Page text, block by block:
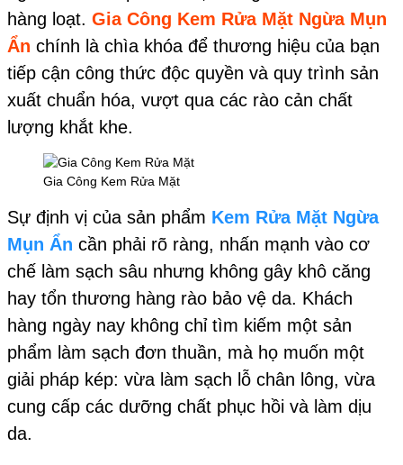
hàng loạt. Gia Công Kem Rửa Mặt Ngừa Mụn
Ẩn chính là chìa khóa để thương hiệu của bạn
tiếp cận công thức độc quyền và quy trình sản
xuất chuẩn hóa, vượt qua các rào cản chất
lượng khắt khe.
Gia Công Kem Rửa Mặt
Sự định vị của sản phẩm Kem Rửa Mặt Ngừa
Mụn Ẩn cần phải rõ ràng, nhấn mạnh vào cơ
chế làm sạch sâu nhưng không gây khô căng
hay tổn thương hàng rào bảo vệ da. Khách
hàng ngày nay không chỉ tìm kiếm một sản
phẩm làm sạch đơn thuần, mà họ muốn một
giải pháp kép: vừa làm sạch lỗ chân lông, vừa
cung cấp các dưỡng chất phục hồi và làm dịu
da.